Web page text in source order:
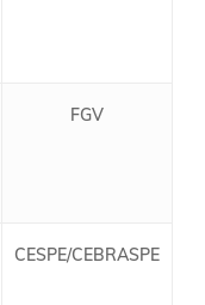
FGV
CESPE/CEBRASPE